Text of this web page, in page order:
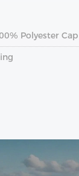
Polyester